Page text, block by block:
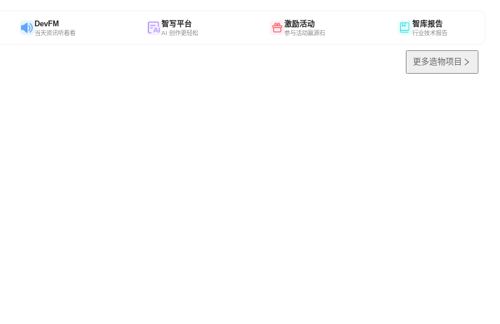
DevFM
当天资讯听着看
智写平台
AI 创作更轻松
激励活动
参与活动赢源石
智库报告
行业技术报告
更多造物项目